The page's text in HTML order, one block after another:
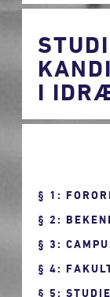
I
1:
2:
3:
4:
5: